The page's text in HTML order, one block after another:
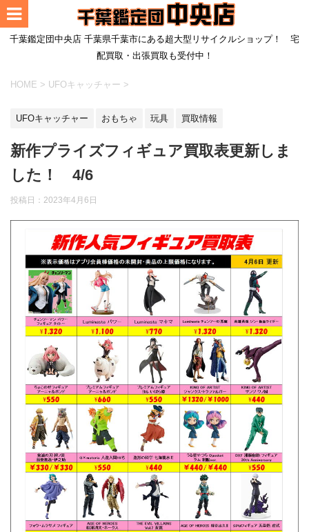
千葉鑑定団中央店 千葉県千葉市にある超大型リサイクルショップ！ 宅
配買取・出張買取も受付中！
HOME > UFOキャッチャー >
UFOキャッチャー おもちゃ 玩具 買取情報
新作プライズフィギュア買取表更新しま
した！ 4/6
投稿日： 2023年4月6日